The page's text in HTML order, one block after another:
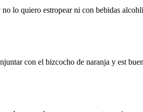
lo quiero estropear ni con bebidas
con el bizcocho de naranja y est